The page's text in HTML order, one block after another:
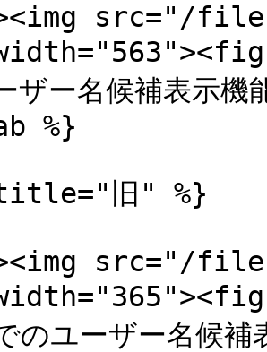
src="/files/
ザー名候補表
%}
旧" %}
src="/
のユーザー名